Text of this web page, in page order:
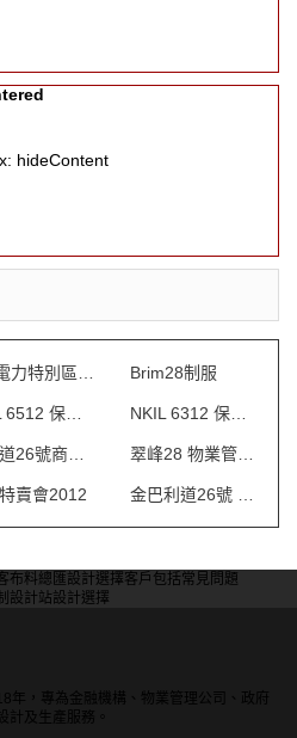
hideContent
Brim28制服
NIKL 6512 保安制服
彌敦道26號商場 制服
賣會2012
布料總匯設計選擇客戶包括常見問題
設計站設計選擇
年，專為金融機構、物業管理公司、政府
計及生產服務。